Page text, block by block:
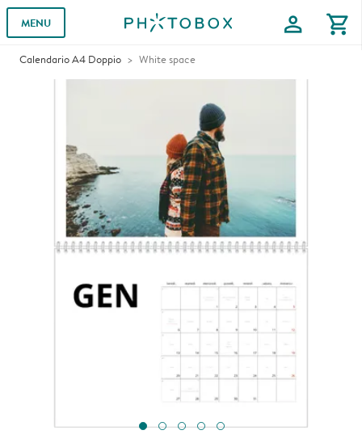
MENU profile shopping_cart
Calendario A4 Doppio White space